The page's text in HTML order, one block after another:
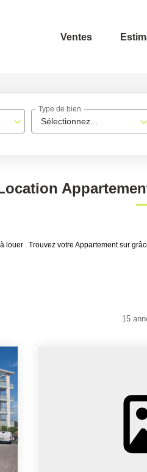
Ventes
Sélectionnez...
Type de bien
. Trouvez votre Appartement sur
15